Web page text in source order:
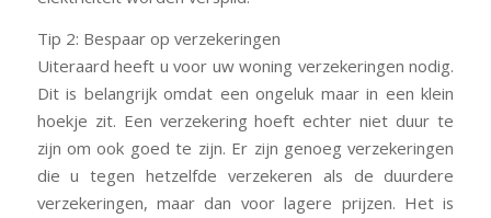
Tip 2: Bespaar op verzekeringen
Uiteraard heeft u voor uw woning verzekeringen nodig.
Dit is belangrijk omdat een ongeluk maar in een klein
hoekje zit. Een verzekering hoeft echter niet duur te
zijn om ook goed te zijn. Er zijn genoeg verzekeringen
die u tegen hetzelfde verzekeren als de duurdere
verzekeringen, maar dan voor lagere prijzen. Het is